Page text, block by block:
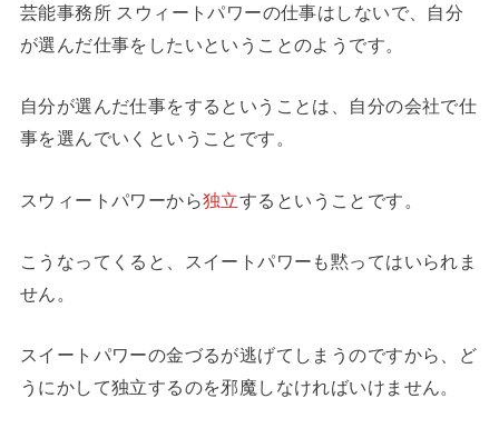
芸能事務所 スウィートパワーの仕事はしないで、自分
が選んだ仕事をしたいということのようです。
自分が選んだ仕事をするということは、自分の会社で仕
事を選んでいくということです。
スウィートパワーから独立するということです。
こうなってくると、スイートパワーも黙ってはいられま
せん。
スイートパワーの金づるが逃げてしまうのですから、ど
うにかして独立するのを邪魔しなければいけません。